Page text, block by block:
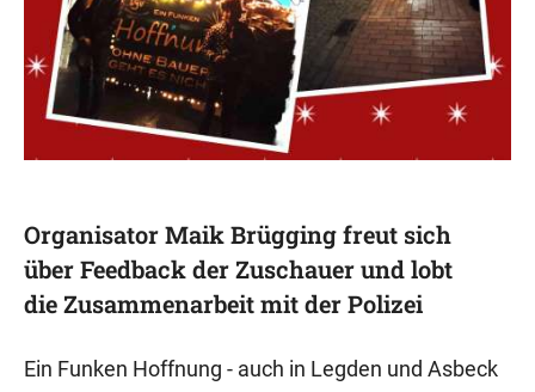
Organisator Maik Brügging freut sich
über Feedback der Zuschauer und lobt
die Zusammenarbeit mit der Polizei
Ein Funken Hoffnung - auch in Legden und Asbeck